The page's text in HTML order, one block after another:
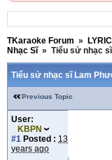
TKaraoke Forum »
Nhạc Sĩ » Tiểu sử nhạc
Tiểu sử nhạc sĩ Lam
Previous Topic
User:
KBPN
#1 Posted : 13
years ago